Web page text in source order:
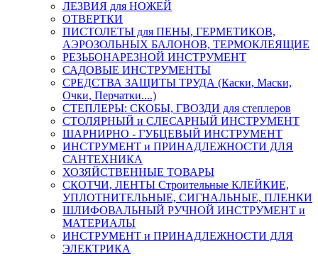
ЛЕЗВИЯ для НОЖЕЙ
ОТВЕРТКИ
ПИСТОЛЕТЫ для ПЕНЫ, ГЕРМЕТИКОВ,
АЭРОЗОЛЬНЫХ БАЛОНОВ, ТЕРМОКЛЕЯЩИЕ
РЕЗЬБОНАРЕЗНОЙ ИНСТРУМЕНТ
САДОВЫЕ ИНСТРУМЕНТЫ
СРЕДСТВА ЗАЩИТЫ ТРУДА (Каски, Маски,
Очки, Перчатки....)
СТЕПЛЕРЫ: СКОБЫ, ГВОЗДИ для степлеров
СТОЛЯРНЫЙ и СЛЕСАРНЫЙ ИНСТРУМЕНТ
ШАРНИРНО - ГУБЦЕВЫЙ ИНСТРУМЕНТ
ИНСТРУМЕНТ и ПРИНАДЛЕЖНОСТИ ДЛЯ
САНТЕХНИКА
ХОЗЯЙСТВЕННЫЕ ТОВАРЫ
СКОТЧИ, ЛЕНТЫ Строительные КЛЕЙКИЕ,
УПЛОТНИТЕЛЬНЫЕ, СИГНАЛЬНЫЕ, ПЛЕНКИ
ШЛИФОВАЛЬНЫЙ РУЧНОЙ ИНСТРУМЕНТ и
МАТЕРИАЛЫ
ИНСТРУМЕНТ и ПРИНАДЛЕЖНОСТИ ДЛЯ
ЭЛЕКТРИКА